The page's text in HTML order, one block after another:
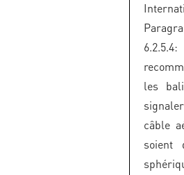
les
câble
soient